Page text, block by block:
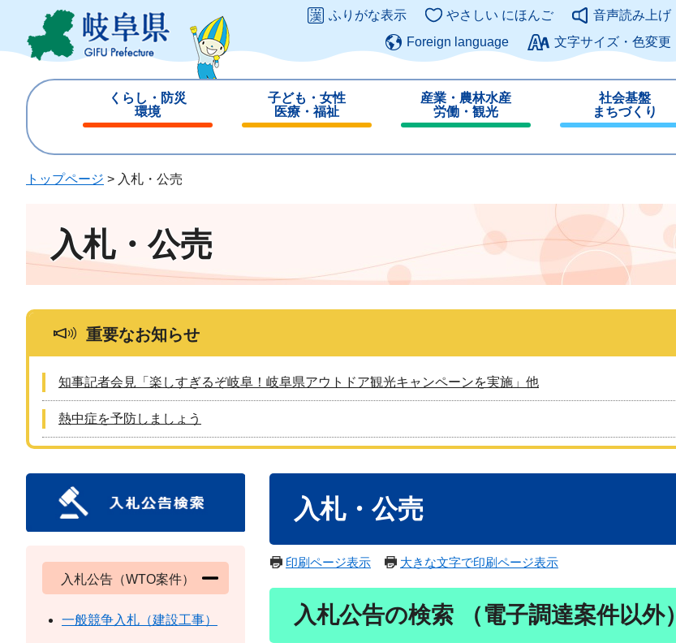
ジ
ュ
このページの本文へ
ふりがな表示 やさしい にほんご
音声読み上げ
Foreign language
文字サイズ・色変更
くらし・防災
環境
じ
子ども・女性
医療・福祉
じ
産業・農林水産
労働・観光
じ
社会基盤
まちづくり
じ
トップページ > 入札・公売
入札・公売
重要なお知らせ
知事記者会見「楽しすぎるぞ岐阜！岐阜県アウトドア観光キャンペーンを実施」他
熱中症を予防しましょう
入札・公売
印刷ページ表示 大きな文字で印刷ページ表示
入札公告の検索 （電子調達案件以外）
入札公告（WTO案件）
一般競争入札（建設工事）